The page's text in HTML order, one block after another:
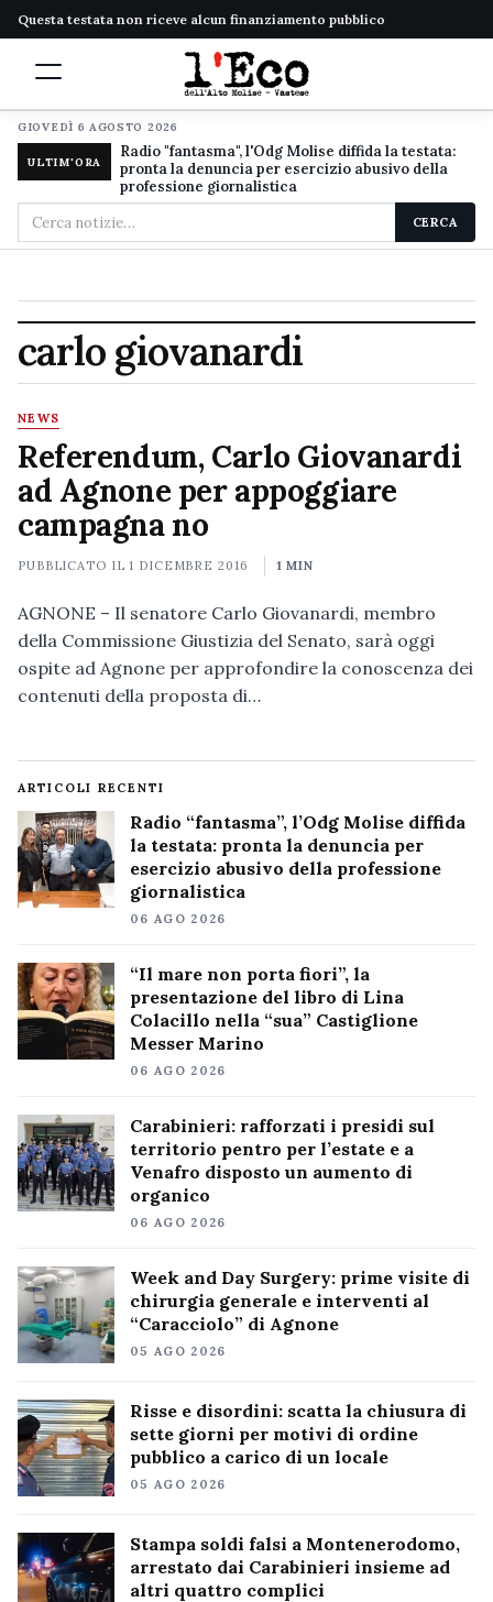
Questa testata non riceve alcun finanziamento pubblico
GIOVEDÌ 6 AGOSTO 2026
ULTIM'ORA
Radio "fantasma", l'Odg Molise diffida la testata:
pronta la denuncia per esercizio abusivo della
professione giornalistica
Cerca
nel
CERCA
carlo giovanardi
NEWS
Referendum, Carlo Giovanardi
ad Agnone per appoggiare
campagna no
PUBBLICATO IL1 DICEMBRE 2016 1 MIN
AGNONE – Il senatore Carlo Giovanardi, membro
della Commissione Giustizia del Senato, sarà oggi
ospite ad Agnone per approfondire la conoscenza dei
contenuti della proposta di…
ARTICOLI RECENTI
Radio “fantasma”, l’Odg Molise diffida
la testata: pronta la denuncia per
esercizio abusivo della professione
giornalistica
06 AGO 2026
“Il mare non porta fiori”, la
presentazione del libro di Lina
Colacillo nella “sua” Castiglione
Messer Marino
06 AGO 2026
Carabinieri: rafforzati i presidi sul
territorio pentro per l’estate e a
Venafro disposto un aumento di
organico
06 AGO 2026
Week and Day Surgery: prime visite di
chirurgia generale e interventi al
“Caracciolo” di Agnone
05 AGO 2026
Risse e disordini: scatta la chiusura di
sette giorni per motivi di ordine
pubblico a carico di un locale
05 AGO 2026
Stampa soldi falsi a Montenerodomo,
arrestato dai Carabinieri insieme ad
altri quattro complici